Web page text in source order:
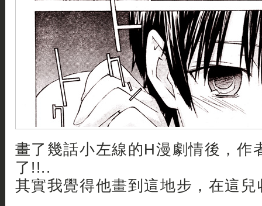
畫了幾話小左線的H漫劇情後，作
了!!..
其實我覺得他畫到這地步，在這